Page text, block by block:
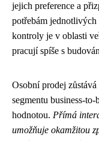
jejich preference a
potřebám jednotlivých
kontroly je v oblasti
pracují spíše s
Osobní prodej
segmentu business-
hodnotou. Přímá
umožňuje okamžitou